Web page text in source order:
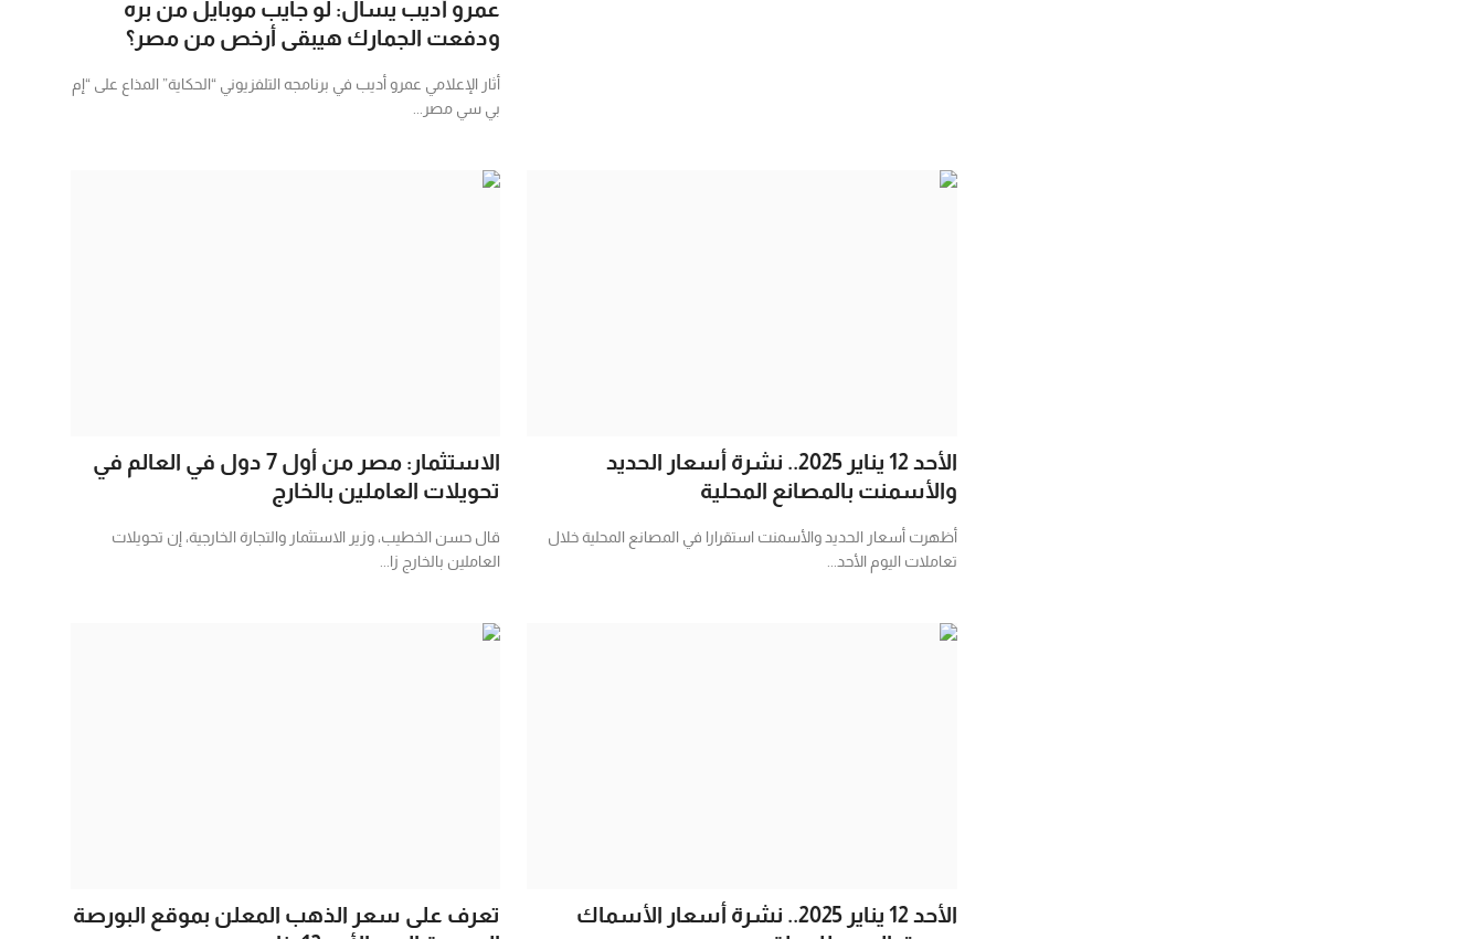
عمرو أديب يسأل: لو جايب موبايل من بره
ودفعت الجمارك هيبقى أرخص من مصر؟
أثار الإعلامي عمرو أديب في برنامجه التلفزيوني “الحكاية” المذاع على “إم
بي سي مصر...
الأحد 12 يناير 2025.. نشرة أسعار الحديد
والأسمنت بالمصانع المحلية
أظهرت أسعار الحديد والأسمنت استقرارا في المصانع المحلية خلال
تعاملات اليوم الأحد...
الاستثمار: مصر من أول 7 دول في العالم في
تحويلات العاملين بالخارج
قال حسن الخطيب، وزير الاستثمار والتجارة الخارجية، إن تحويلات
العاملين بالخارج زا...
الأحد 12 يناير 2025.. نشرة أسعار الأسماك
تعرف على سعر الذهب المعلن بموقع البورصة